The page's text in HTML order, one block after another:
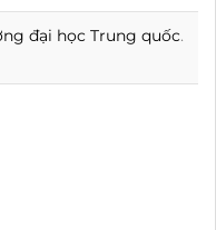
đại học Trung quốc.